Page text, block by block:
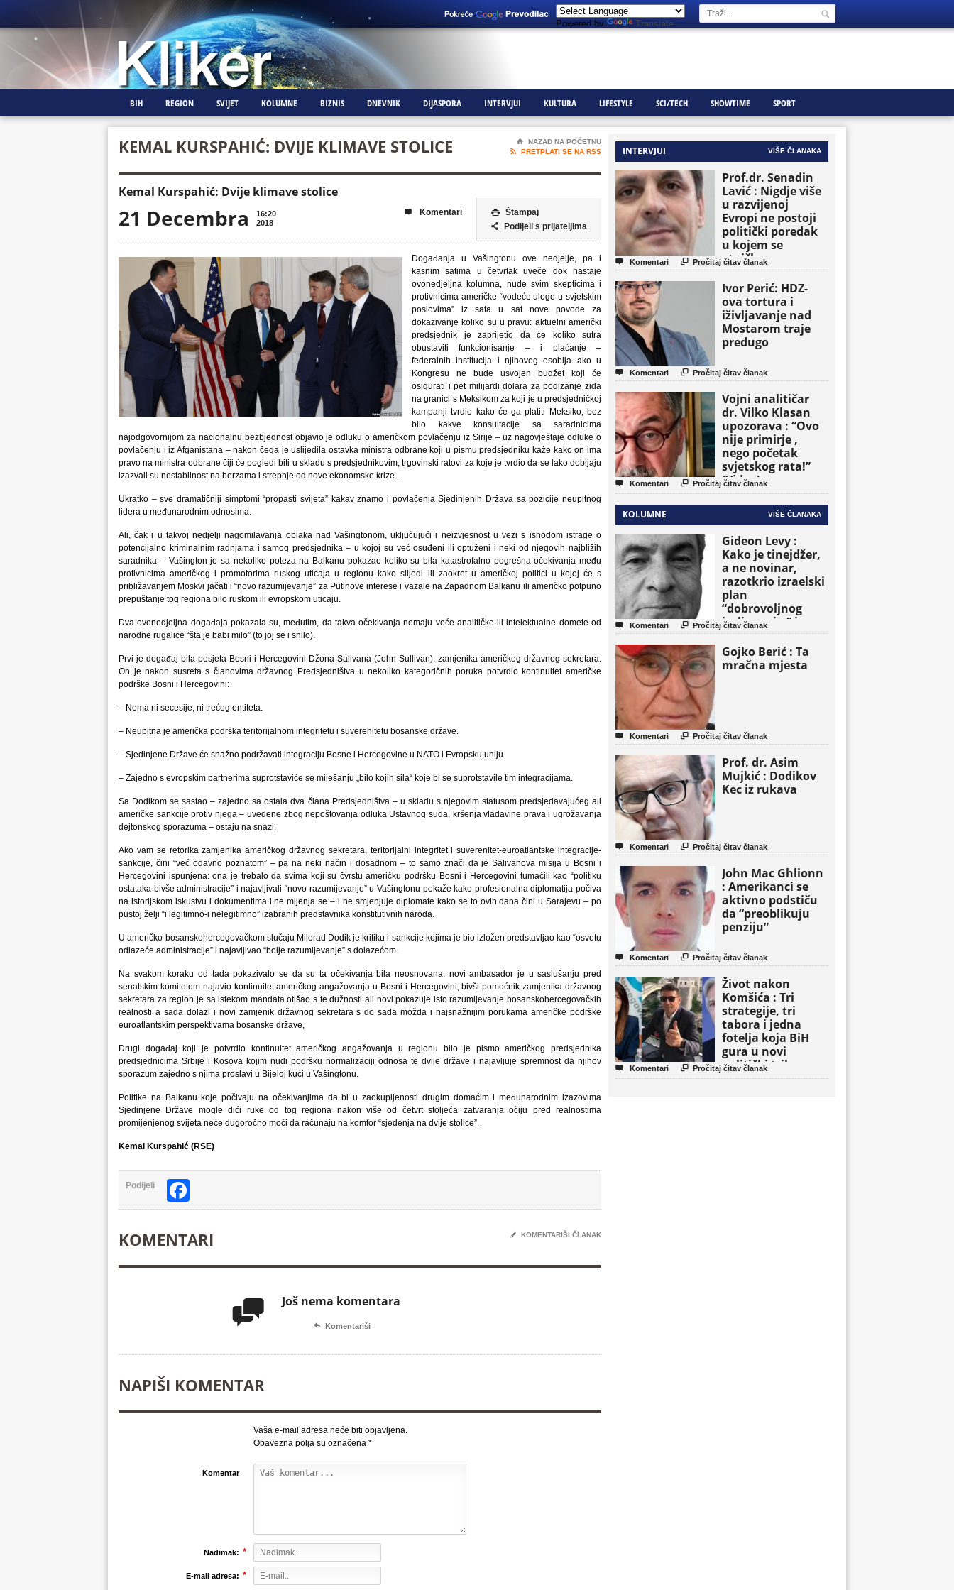
Powered by Translate
BIH REGION SVIJET KOLUMNE BIZNIS DNEVNIK DIJASPORA INTERVJUI KULTURA LIFESTYLE SCI/TECH SHOWTIME SPORT
KEMAL KURSPAHIĆ: DVIJE KLIMAVE STOLICE ⌂
NAZAD NA POČETNU

PRETPLATI SE NA RSS
Kemal Kurspahić: Dvije klimave stolice
21 Decembra
16:20
2018
 Štampaj
 Podijeli s prijateljima
 Komentari
Događanja u Vašingtonu ove nedjelje, pa i
kasnim satima u četvrtak uveče dok nastaje
ovonedjeljna kolumna, nude svim skepticima i
protivnicima američke “vodeće uloge u svjetskim
poslovima” iz sata u sat nove povode za
dokazivanje koliko su u pravu: aktuelni američki
predsjednik je zaprijetio da će koliko sutra
obustaviti funkcionisanje – i plaćanje –
federalnih institucija i njihovog osoblja ako u
Kongresu ne bude usvojen budžet koji će
osigurati i pet milijardi dolara za podizanje zida
na granici s Meksikom za koji je u predsjedničkoj
kampanji tvrdio kako će ga platiti Meksiko; bez
bilo kakve konsultacije sa saradnicima
najodgovornijom za nacionalnu bezbjednost objavio je odluku o američkom povlačenju iz Sirije – uz nagovještaje odluke o
povlačenju i iz Afganistana – nakon čega je uslijedila ostavka ministra odbrane koji u pismu predsjedniku kaže kako on ima
pravo na ministra odbrane čiji će pogledi biti u skladu s predsjednikovim; trgovinski ratovi za koje je tvrdio da se lako dobijaju
izazvali su nestabilnost na berzama i strepnje od nove ekonomske krize…
Ukratko – sve dramatičniji simptomi “propasti svijeta” kakav znamo i povlačenja Sjedinjenih Država sa pozicije neupitnog
lidera u međunarodnim odnosima.
Ali, čak i u takvoj nedjelji nagomilavanja oblaka nad Vašingtonom, uključujući i neizvjesnost u vezi s ishodom istrage o
potencijalno kriminalnim radnjama i samog predsjednika – u kojoj su već osuđeni ili optuženi i neki od njegovih najbližih
saradnika – Vašington je sa nekoliko poteza na Balkanu pokazao koliko su bila katastrofalno pogrešna očekivanja među
protivnicima američkog i promotorima ruskog uticaja u regionu kako slijedi ili zaokret u američkoj politici u kojoj će s
približavanjem Moskvi jačati i “novo razumijevanje” za Putinove interese i vazale na Zapadnom Balkanu ili američko potpuno
prepuštanje tog regiona bilo ruskom ili evropskom uticaju.
Dva ovonedjeljna događaja pokazala su, međutim, da takva očekivanja nemaju veće analitičke ili intelektualne domete od
narodne rugalice “šta je babi milo” (to joj se i snilo).
Prvi je događaj bila posjeta Bosni i Hercegovini Džona Salivana (John Sullivan), zamjenika američkog državnog sekretara.
On je nakon susreta s članovima državnog Predsjedništva u nekoliko kategoričnih poruka potvrdio kontinuitet američke
podrške Bosni i Hercegovini:
– Nema ni secesije, ni trećeg entiteta.
– Neupitna je američka podrška teritorijalnom integritetu i suverenitetu bosanske države.
– Sjedinjene Države će snažno podržavati integraciju Bosne i Hercegovine u NATO i Evropsku uniju.
– Zajedno s evropskim partnerima suprotstaviće se miješanju „bilo kojih sila“ koje bi se suprotstavile tim integracijama.
Sa Dodikom se sastao – zajedno sa ostala dva člana Predsjedništva – u skladu s njegovim statusom predsjedavajućeg ali
američke sankcije protiv njega – uvedene zbog nepoštovanja odluka Ustavnog suda, kršenja vladavine prava i ugrožavanja
dejtonskog sporazuma – ostaju na snazi.
Ako vam se retorika zamjenika američkog državnog sekretara, teritorijalni integritet i suverenitet-euroatlantske integracije-
sankcije, čini “već odavno poznatom” – pa na neki način i dosadnom – to samo znači da je Salivanova misija u Bosni i
Hercegovini ispunjena: ona je trebalo da svima koji su čvrstu američku podršku Bosni i Hercegovini tumačili kao “politiku
ostataka bivše administracije” i najavljivali “novo razumijevanje” u Vašingtonu pokaže kako profesionalna diplomatija počiva
na istorijskom iskustvu i dokumentima i ne mijenja se – i ne smjenjuje diplomate kako se to ovih dana čini u Sarajevu – po
pustoj želji “i legitimno-i nelegitimno” izabranih predstavnika konstitutivnih naroda.
U američko-bosanskohercegovačkom slučaju Milorad Dodik je kritiku i sankcije kojima je bio izložen predstavljao kao “osvetu
odlazeće administracije” i najavljivao “bolje razumijevanje” s dolazećom.
Na svakom koraku od tada pokazivalo se da su ta očekivanja bila neosnovana: novi ambasador je u saslušanju pred
senatskim komitetom najavio kontinuitet američkog angažovanja u Bosni i Hercegovini; bivši pomoćnik zamjenika državnog
sekretara za region je sa istekom mandata otišao s te dužnosti ali novi pokazuje isto razumijevanje bosanskohercegovačkih
realnosti a sada dolazi i novi zamjenik državnog sekretara s do sada možda i najsnažnijim porukama američke podrške
euroatlantskim perspektivama bosanske države,
Drugi događaj koji je potvrdio kontinuitet američkog angažovanja u regionu bilo je pismo američkog predsjednika
predsjednicima Srbije i Kosova kojim nudi podršku normalizaciji odnosa te dvije države i najavljuje spremnost da njihov
sporazum zajedno s njima proslavi u Bijeloj kući u Vašingtonu.
Politike na Balkanu koje počivaju na očekivanjima da bi u zaokupljenosti drugim domaćim i međunarodnim izazovima
Sjedinjene Države mogle dići ruke od tog regiona nakon više od četvrt stoljeća zatvaranja očiju pred realnostima
promijenjenog svijeta neće dugoročno moći da računaju na komfor “sjedenja na dvije stolice”.
Kemal Kurspahić (RSE)
Podijeli
KOMENTARI ✎ KOMENTARIŠI ČLANAK
 Još nema komentara
 Komentariši
NAPIŠI KOMENTAR
Vaša e-mail adresa neće biti objavljena.
Obavezna polja su označena *
Komentar
Nadimak: *
E-mail adresa: *
INTERVJUI VIŠE ČLANAKA
Prof.dr. Senadin
Lavić : Nigdje više
u razvijenoj
Evropi ne postoji
politički poredak
u kojem se
etničke grupe
pojavljuju kao
osnovne političke
jedinice
 Komentari  Pročitaj čitav članak
Ivor Perić: HDZ-
ova tortura i
iživljavanje nad
Mostarom traje
predugo
 Komentari  Pročitaj čitav članak
Vojni analitičar
dr. Vilko Klasan
upozorava : “Ovo
nije primirje ,
nego početak
svjetskog rata!”
(Video)
 Komentari  Pročitaj čitav članak
KOLUMNE VIŠE ČLANAKA
Gideon Levy :
Kako je tinejdžer,
a ne novinar,
razotkrio izraelski
plan
“dobrovoljnog
iseljavanja ” iz
Gaze
 Komentari  Pročitaj čitav članak
Gojko Berić : Ta
mračna mjesta
 Komentari  Pročitaj čitav članak
Prof. dr. Asim
Mujkić : Dodikov
Kec iz rukava
 Komentari  Pročitaj čitav članak
John Mac Ghlionn
: Amerikanci se
aktivno podstiču
da “preoblikuju
penziju”
 Komentari  Pročitaj čitav članak
Život nakon
Komšića : Tri
strategije, tri
tabora i jedna
fotelja koja BiH
gura u novi
politički triler
 Komentari  Pročitaj čitav članak